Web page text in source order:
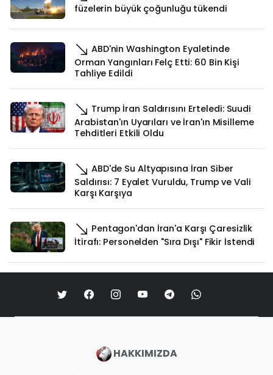
füzelerin büyük çoğunluğu tükendi
ABD'nin Washington Eyaletinde
Orman Yangınları Felç Etti: 60 Bin Kişi
Tahliye Edildi
Trump İran Saldırısını Erteledi: Suudi
Arabistan'ın Uyarıları ve İran'ın Misilleme
Tehditleri Etkili Oldu
ABD'de Su Altyapısına İran Siber
Saldırısı: 7 Eyalet Vuruldu, Trump ve Vali
Karşı Karşıya
Pentagon'dan İran'a Karşı Çaresizlik
İtirafı: Personelden "Sıra Dışı" Fikir İstendi
HAKKIMIZDA